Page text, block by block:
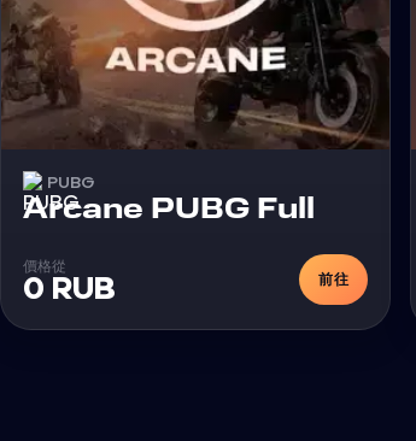
PUBG
Arcane PUBG Full
價格從
0 RUB 前往